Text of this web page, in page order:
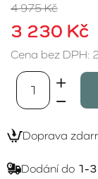
3 230 Kč
4 975 Kč
Cena bez DPH:
Doprava
Dodání do 1-